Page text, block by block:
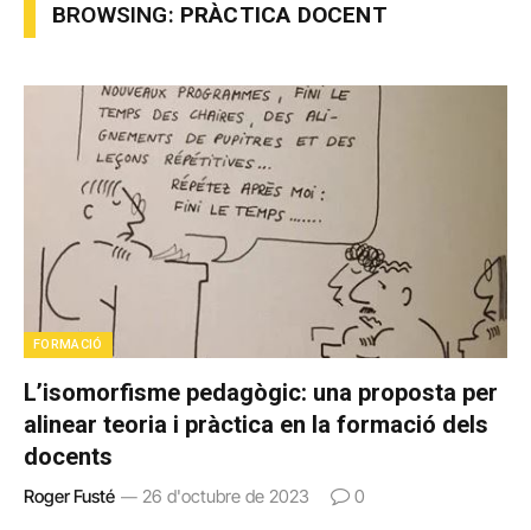
BROWSING: PRÀCTICA DOCENT
FORMACIÓ
L’isomorfisme pedagògic: una proposta per
alinear teoria i pràctica en la formació dels
docents
Roger Fusté 26 d'octubre de 2023 0